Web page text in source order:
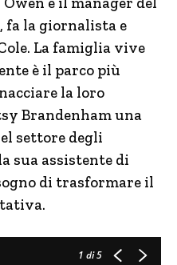
fa la giornalista e
La famiglia vive
è il parco più
la loro
Brandenham una
settore degli
sua assistente di
di trasformare il
1 di 5